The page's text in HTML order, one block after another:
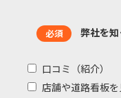
必須 弊社を
口コミ（紹介）
店舗や道路看板を